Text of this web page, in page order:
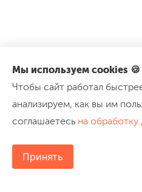
Мы используем cookies 🍪
Чтобы сайт работал
анализируем, как вы им
соглашаетесь на обработку
Принять